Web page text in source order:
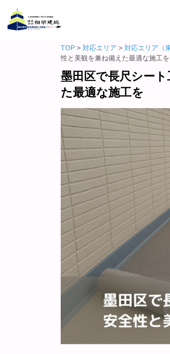
TOP > 対応エリア > 対応エリア（
性と美観を兼ね備えた最適な施工を
墨田区で長尺シー
た最適な施工を